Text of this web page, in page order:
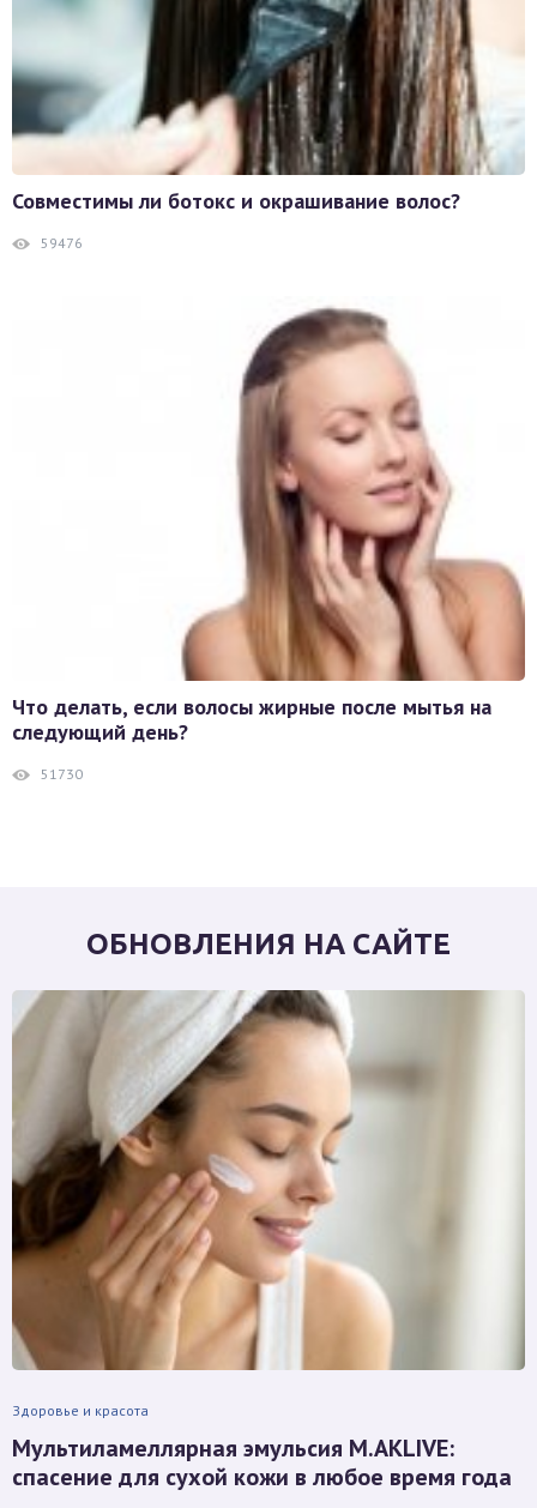
Совместимы ли ботокс и окрашивание волос?
59476
Что делать, если волосы жирные после мытья на
следующий день?
51730
ОБНОВЛЕНИЯ НА САЙТЕ
Здоровье и красота
Мультиламеллярная эмульсия M.AKLIVE:
спасение для сухой кожи в любое время года